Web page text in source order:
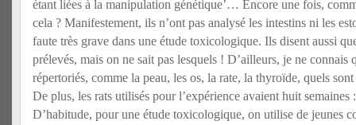
étant liées à la manipulation génétique’… Encore une fois,
cela ? Manifestement, ils n’ont pas analysé les intestins ni les
faute très grave dans une étude toxicologique. Ils disent aussi
prélevés, mais on ne sait pas lesquels ! D’ailleurs, je ne connais
répertoriés, comme la peau, les os, la rate, la thyroïde, quels sont
De plus, les rats utilisés pour l’expérience avaient huit
D’habitude, pour une étude toxicologique, on utilise de jeunes